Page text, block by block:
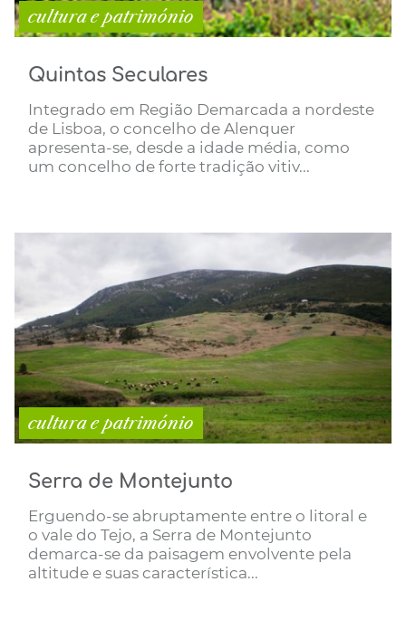
cultura e património
Quintas Seculares
Integrado em Região Demarcada a nordeste
de Lisboa, o concelho de Alenquer
apresenta-se, desde a idade média, como
um concelho de forte tradição vitiv...
cultura e património
Serra de Montejunto
Erguendo-se abruptamente entre o litoral e
o vale do Tejo, a Serra de Montejunto
demarca-se da paisagem envolvente pela
altitude e suas característica...